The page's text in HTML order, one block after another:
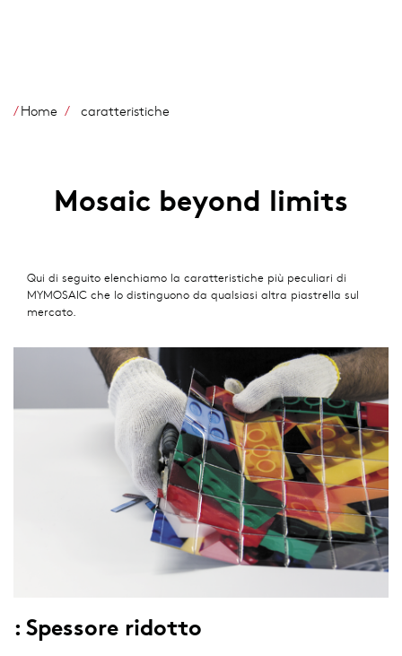
Home
caratteristiche
Mosaic beyond limits
Qui di seguito elenchiamo la caratteristiche più peculiari di
MYMOSAIC che lo distinguono da qualsiasi altra piastrella sul
mercato.
: Spessore ridotto